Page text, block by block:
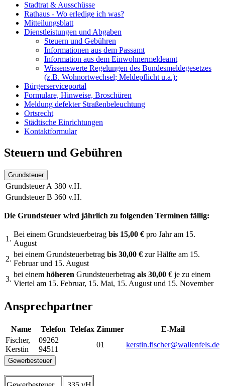
Stadtrat & Ausschüsse
Rathaus - Wo erledige ich was?
Mitteilungsblatt
Dienstleistungen und Abgaben
Steuern und Gebühren
Informationen aus dem Passamt
Information aus dem Einwohnermeldeamt
Wissenswerte Regelungen des Bundesmeldegesetzes
(z.B. Wohnortwechsel; Meldepflicht u.a.):
Bürgerserviceportal
Formulare, Hinweise, Broschüren
Meldung defekter Straßenbeleuchtung
Ortsrecht
Städtische Einrichtungen
Kontaktformular
Steuern und Gebühren
Grundsteuer
Grundsteuer A 380 v.H.
Grundsteuer B 360 v.H.
Die Grundsteuer wird jährlich zu folgenden Terminen fällig:
1.
Bei einem Grundsteuerbetrag bis 15,00 € pro Jahr am 15.
August
2.
bei einem Grundsteuerbetrag bis 30,00 € zur Hälfte am 15.
Februar und 15. August
3.
bei einem höheren Grundsteuerbetrag als 30,00 € je zu einem
Viertel am 15. Februar, 15. Mai, 15. August und 15. November
Ansprechpartner
Name Telefon Telefax Zimmer
E-Mail
Fischer,
Kerstin
09262
94511
01 kerstin.fischer@wallenfels.de
Gewerbesteuer